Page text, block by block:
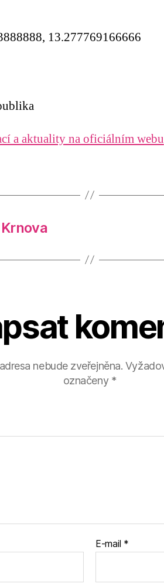
13.277769166666
a aktuality na oficiálním webu
nebude zveřejněna.
označeny *
E-mail *